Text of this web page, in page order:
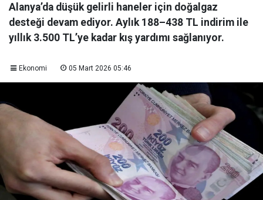
Alanya’da düşük gelirli haneler için doğalgaz
desteği devam ediyor. Aylık 188–438 TL indirim ile
yıllık 3.500 TL’ye kadar kış yardımı sağlanıyor.
Ekonomi 05 Mart 2026 05:46